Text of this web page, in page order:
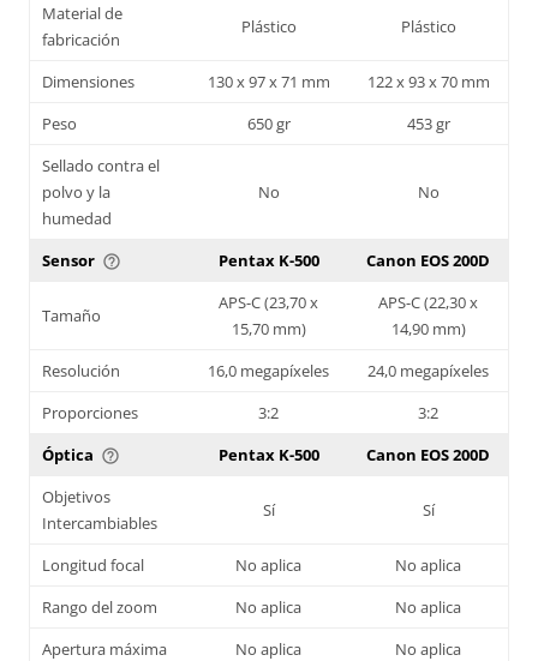
Material de
fabricación
Plástico Plástico
Dimensiones 130 x 97 x 71 mm
122 x 93 x 70 mm
Peso
650 gr
453 gr
Sellado contra el
polvo y la
humedad
No No
Sensor help_outline Pentax K-500 Canon EOS 200D
Tamaño
APS-C (23,70 x
15,70 mm)
APS-C (22,30 x
14,90 mm)
Resolución
16,0 megapíxeles
24,0 megapíxeles
Proporciones
3:2
3:2
Óptica help_outline Pentax K-500
Canon EOS 200D
Objetivos
Intercambiables
Sí Sí
Longitud focal No aplica
No aplica
Rango del zoom
No aplica
No aplica
Apertura máxima
No aplica
No aplica